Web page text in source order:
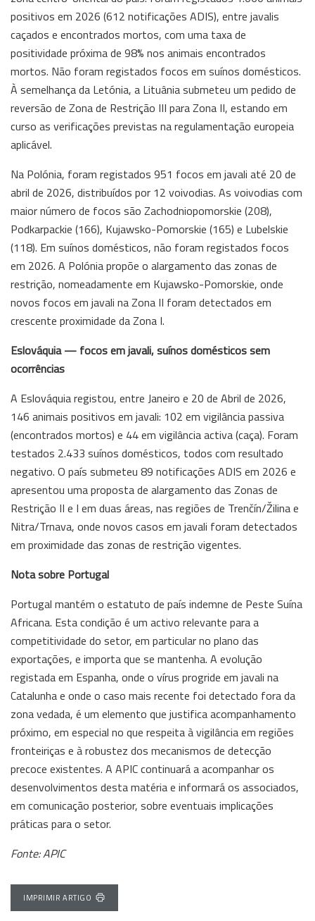
positivos em 2026 (612 notificações ADIS), entre javalis
caçados e encontrados mortos, com uma taxa de
positividade próxima de 98% nos animais encontrados
mortos. Não foram registados focos em suínos domésticos.
À semelhança da Letónia, a Lituânia submeteu um pedido de
reversão de Zona de Restrição III para Zona II, estando em
curso as verificações previstas na regulamentação europeia
aplicável.
Na Polónia, foram registados 951 focos em javali até 20 de
abril de 2026, distribuídos por 12 voivodias. As voivodias com
maior número de focos são Zachodniopomorskie (208),
Podkarpackie (166), Kujawsko-Pomorskie (165) e Lubelskie
(118). Em suínos domésticos, não foram registados focos
em 2026. A Polónia propõe o alargamento das zonas de
restrição, nomeadamente em Kujawsko-Pomorskie, onde
novos focos em javali na Zona II foram detectados em
crescente proximidade da Zona I.
Eslováquia — focos em javali, suínos domésticos sem
ocorrências
A Eslováquia registou, entre Janeiro e 20 de Abril de 2026,
146 animais positivos em javali: 102 em vigilância passiva
(encontrados mortos) e 44 em vigilância activa (caça). Foram
testados 2.433 suínos domésticos, todos com resultado
negativo. O país submeteu 89 notificações ADIS em 2026 e
apresentou uma proposta de alargamento das Zonas de
Restrição II e I em duas áreas, nas regiões de Trenčín/Žilina e
Nitra/Trnava, onde novos casos em javali foram detectados
em proximidade das zonas de restrição vigentes.
Nota sobre Portugal
Portugal mantém o estatuto de país indemne de Peste Suína
Africana. Esta condição é um activo relevante para a
competitividade do setor, em particular no plano das
exportações, e importa que se mantenha. A evolução
registada em Espanha, onde o vírus progride em javali na
Catalunha e onde o caso mais recente foi detectado fora da
zona vedada, é um elemento que justifica acompanhamento
próximo, em especial no que respeita à vigilância em regiões
fronteiriças e à robustez dos mecanismos de detecção
precoce existentes. A APIC continuará a acompanhar os
desenvolvimentos desta matéria e informará os associados,
em comunicação posterior, sobre eventuais implicações
práticas para o setor.
Fonte: APIC
IMPRIMIR ARTIGO